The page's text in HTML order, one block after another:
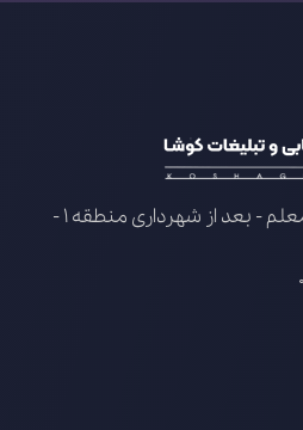
گیلان - رشت - معلم - بعد از شهرداری منطقه 1 -